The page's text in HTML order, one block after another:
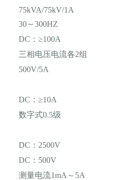
75kVA/75kV/1A
30～300HZ
DC：≥100A
三相电压电流各2组
500V/5A
DC：≥10A
数字式0.5级
DC：2500V
DC：500V
测量电流1mA～5A